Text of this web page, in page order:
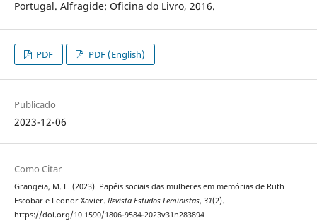
Portugal. Alfragide: Oficina do Livro, 2016.
PDF PDF (English)
Publicado
2023-12-06
Como Citar
Grangeia, M. L. (2023). Papéis sociais das mulheres em memórias de Ruth
Escobar e Leonor Xavier. Revista Estudos Feministas, 31(2).
https://doi.org/10.1590/1806-9584-2023v31n283894